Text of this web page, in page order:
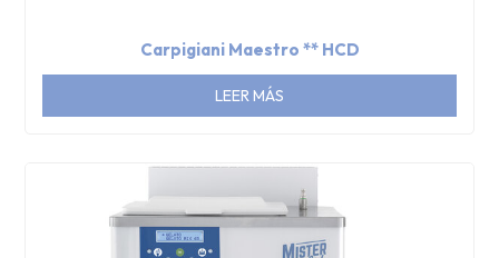
Carpigiani Maestro ** HCD
LEER MÁS